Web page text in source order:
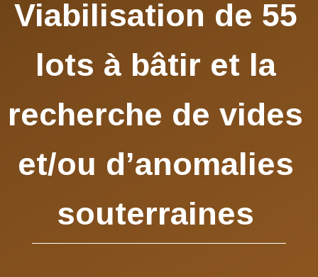
Viabilisation de 55
lots à bâtir et la
recherche de vides
et/ou d’anomalies
souterraines